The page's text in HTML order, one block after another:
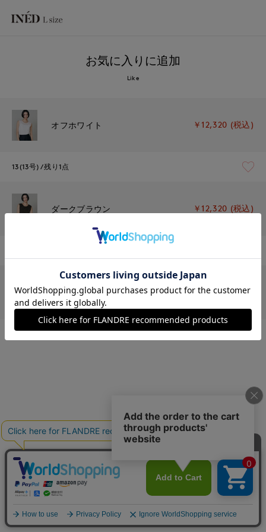
お気に入りに追加
Like
オフホワイト ￥12,320 (税込)
13(13号) 残り1点
ダークブラウン ￥12,320 (税込)
キミドリ ￥12,320 (税込)